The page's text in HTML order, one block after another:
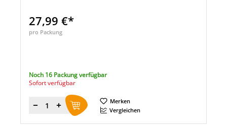
27,99 €*
pro Packung
Noch 16 Packung verfügbar
Sofort verfügbar
Menge
Merken
Vergleichen